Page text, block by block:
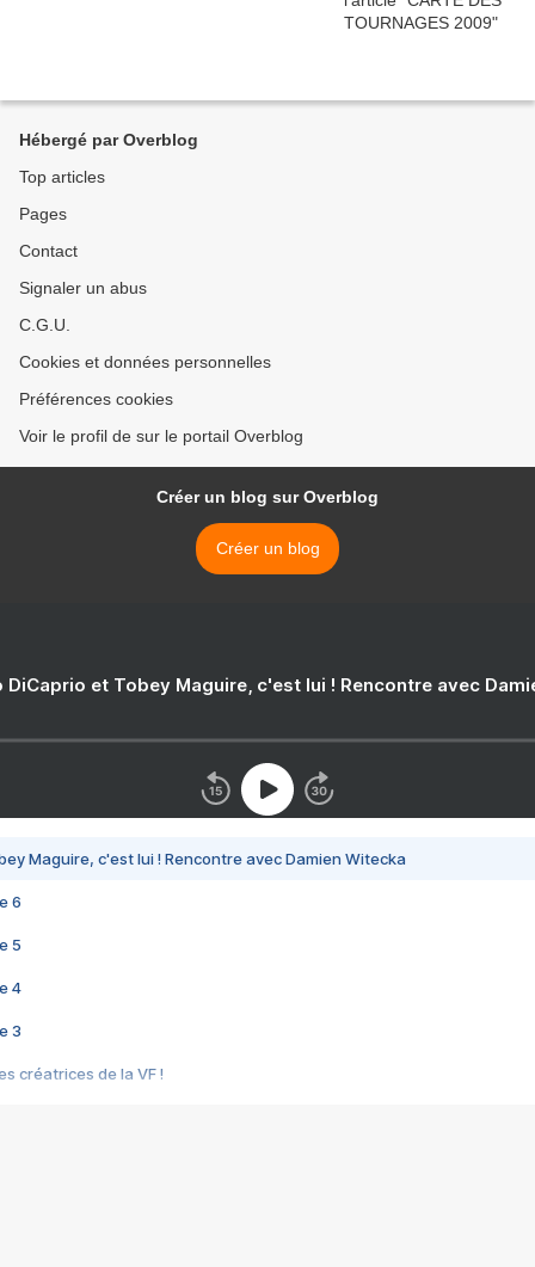
Hébergé par Overblog
Top articles
Pages
Contact
Signaler un abus
C.G.U.
Cookies et données personnelles
Préférences cookies
Voir le profil de sur le portail Overblog
Créer un blog sur Overblog
Créer un blog
DiCaprio et Tobey Maguire, c'est lui ! Rencontre avec
Maguire, c'est lui ! Rencontre avec Damien Witecka
6
5
4
3
créatrices de la VF !